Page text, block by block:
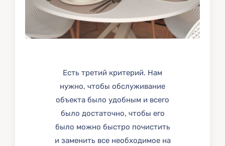
Есть третий критерий. Нам
нужно, чтобы обслуживание
объекта было удобным и всего
было достаточно, чтобы его
было можно быстро почистить
и заменить все необходимое на